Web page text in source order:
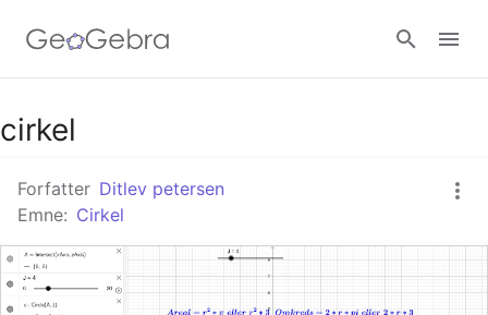
Google Classroom
GeoGebra Classroom
Log ind
cirkel
Forfatter Ditlev petersen
Emne: Cirkel